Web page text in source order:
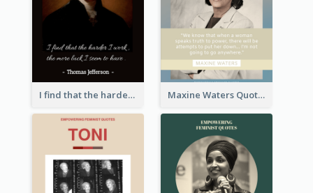
I find that the harder I work, the more luck I seem to have. - Thomas Jefferson Maxine Waters Quote